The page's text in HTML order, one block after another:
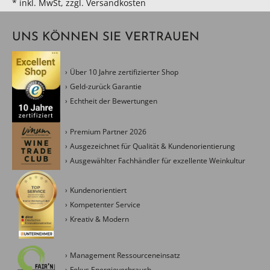
* inkl. MwSt, zzgl. Versandkosten
UNS KÖNNEN SIE VERTRAUEN
Über 10 Jahre zertifizierter Shop
Geld-zurück Garantie
Echtheit der Bewertungen
Premium Partner 2026
Ausgezeichnet für Qualität & Kundenorientierung
Ausgewählter Fachhändler für exzellente Weinkultur
Kundenorientiert
Kompetenter Service
Kreativ & Modern
Management Ressourceneinsatz